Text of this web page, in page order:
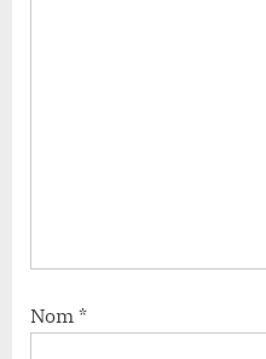
Nom *